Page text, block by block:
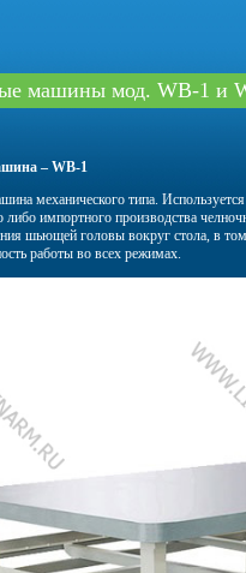
машины мод. WB-1 и
– WB-1
механического типа.
либо импортного производства
шьющей головы вокруг стола, в
работы во всех режимах.